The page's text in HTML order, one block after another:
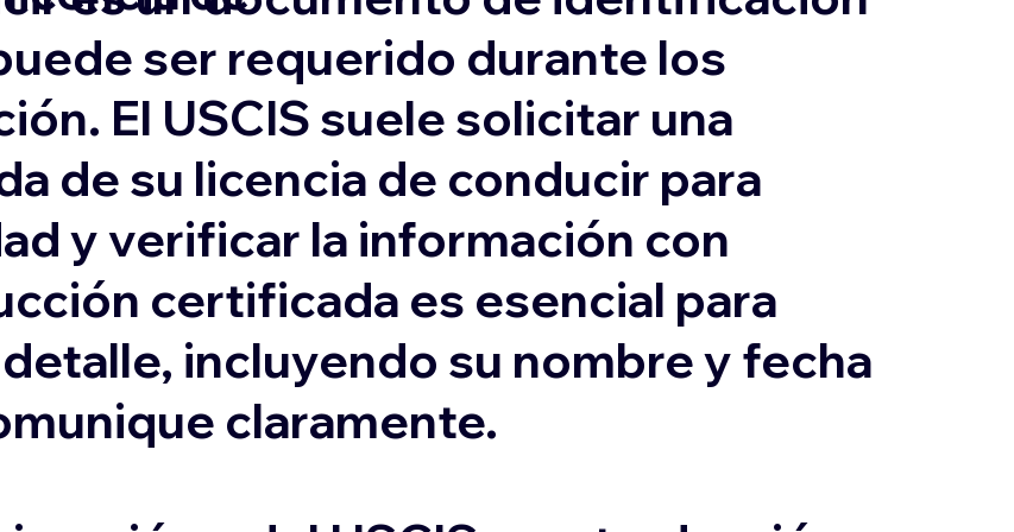
ser requerido durante los
El USCIS suele solicitar una
de su licencia de conducir para
y verificar la información con
certificada es esencial para
incluyendo su nombre y fecha
claramente.